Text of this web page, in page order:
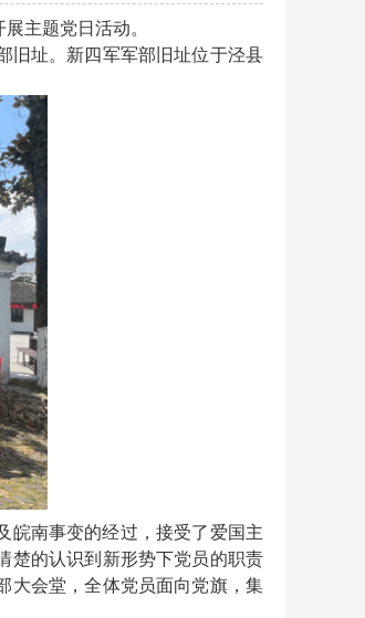
主题党日活动。
旧址。新四军军部旧址位于泾县
皖南事变的经过，接受了爱国主
楚的认识到新形势下党员的职责
大会堂，全体党员面向党旗，集